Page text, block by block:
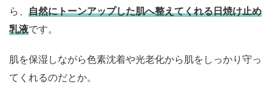
ら、 自然にトーンアップした肌へ整えてくれる日焼け止め
乳液です。
肌を保湿しながら色素沈着や光老化から肌をしっかり守っ
てくれるのだとか。